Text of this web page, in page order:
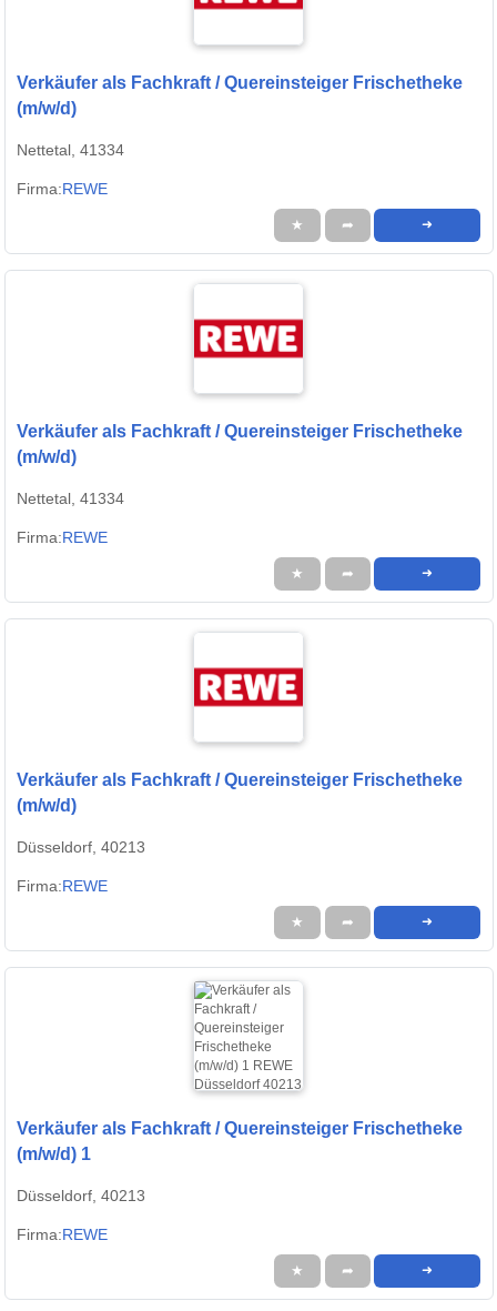
Verkäufer als Fachkraft / Quereinsteiger Frischetheke
(m/w/d)
Nettetal, 41334
Firma:REWE
★ ➦ ➜
Verkäufer als Fachkraft / Quereinsteiger Frischetheke
(m/w/d)
Nettetal, 41334
Firma:REWE
★ ➦ ➜
Verkäufer als Fachkraft / Quereinsteiger Frischetheke
(m/w/d)
Düsseldorf, 40213
Firma:REWE
★ ➦ ➜
Verkäufer als Fachkraft / Quereinsteiger Frischetheke
(m/w/d) 1
Düsseldorf, 40213
Firma:REWE
★ ➦ ➜